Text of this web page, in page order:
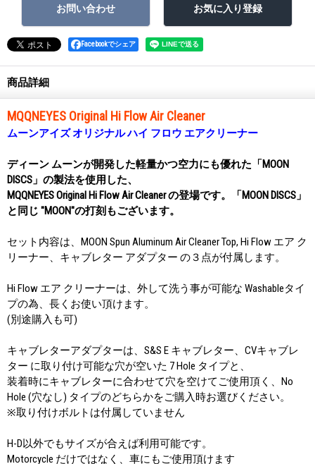
Facebookでシェア
商品詳細
MQQNEYES Original Hi Flow Air Cleaner
ムーンアイズ オリジナル ハイ フロウ エアクリーナー
ディーン ムーンが開発した軽量かつ空力にも優れた「MOON
DISCS」の製法を使用した、
MQQNEYES Original Hi Flow Air Cleaner の登場です。「MOON DISCS」
と同じ "MOON"の打刻もございます。
セット内容は、MOON Spun Aluminum Air Cleaner Top, Hi Flow エア ク
リーナー、キャブレター アダプター の３点が付属します。
Hi Flow エア クリーナーは、外して洗う事が可能な Washableタイ
プの為、長くお使い頂けます。
(別途購入も可)
キャブレターアダプターは、S&S E キャブレター、CVキャブレ
ター に取り付け可能な穴が空いた 7 Hole タイプと、
装着時にキャブレターに合わせて穴を空けてご使用頂く、No
Hole (穴なし) タイプのどちらかをご購入時お選びください。
※取り付けボルトは付属していません
H-D以外でもサイズが合えば利用可能です。
Motorcycle だけではなく、車にもご使用頂けます